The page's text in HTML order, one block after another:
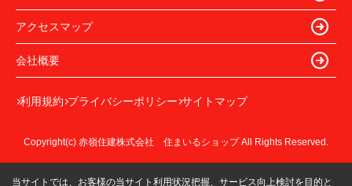
アクセスマップ
会社概要
利用規約 プライバシーポリシー サイトマップ
Copyright(c) 赤嶺住建株式会社 住まいるショップ All Rights Reserved.
当サイトでは、お客様の当サイト利用状況把握、サービス向上検討を目的と